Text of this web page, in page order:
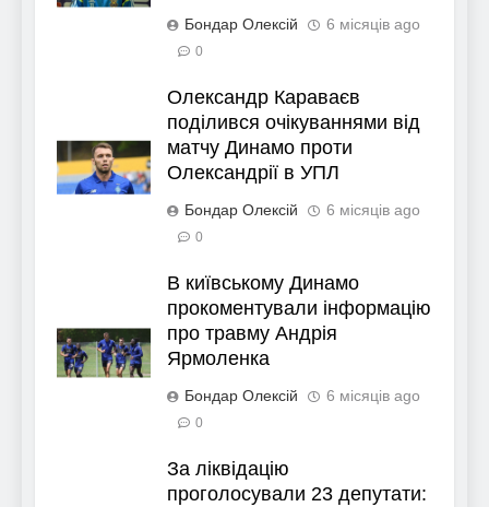
Бондар Олексій 6 місяців ago
0
Олександр Караваєв
поділився очікуваннями від
матчу Динамо проти
Олександрії в УПЛ
Бондар Олексій 6 місяців ago
0
В київському Динамо
прокоментували інформацію
про травму Андрія
Ярмоленка
Бондар Олексій 6 місяців ago
0
За ліквідацію
проголосували 23 депутати: